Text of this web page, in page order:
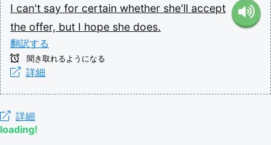
I can't say for certain whether she'll accept
the offer, but I hope she does.
翻訳する
聞き取れるようになる
詳細
詳細
loading!